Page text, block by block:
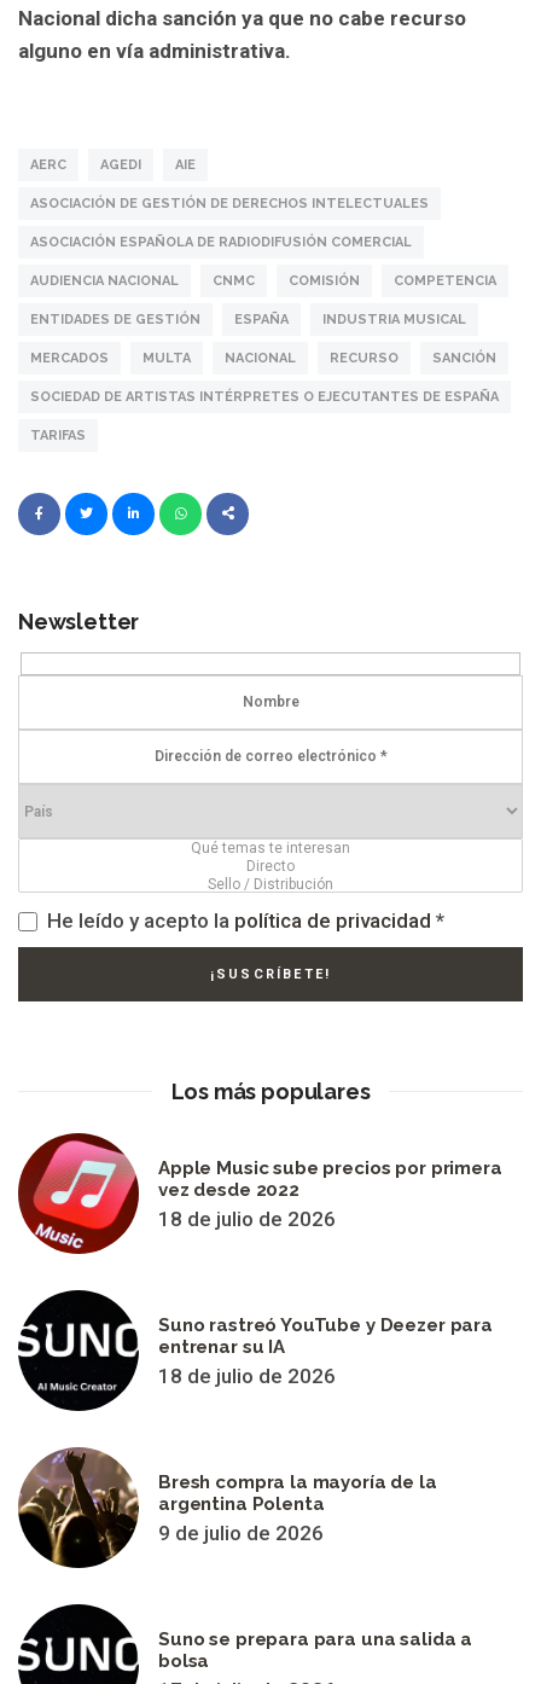
Nacional dicha sanción ya que no cabe recurso
alguno en vía administrativa.
AERC AGEDI AIE
ASOCIACIÓN DE GESTIÓN DE DERECHOS INTELECTUALES
ASOCIACIÓN ESPAÑOLA DE RADIODIFUSIÓN COMERCIAL
AUDIENCIA NACIONAL CNMC COMISIÓN COMPETENCIA
ENTIDADES DE GESTIÓN ESPAÑA INDUSTRIA MUSICAL
MERCADOS MULTA NACIONAL RECURSO SANCIÓN
SOCIEDAD DE ARTISTAS INTÉRPRETES O EJECUTANTES DE ESPAÑA
TARIFAS
Newsletter
He leído y acepto la política de privacidad *
Los más populares
Apple Music sube precios por primera
vez desde 2022
18 de julio de 2026
Suno rastreó YouTube y Deezer para
entrenar su IA
18 de julio de 2026
Bresh compra la mayoría de la
argentina Polenta
9 de julio de 2026
Suno se prepara para una salida a
bolsa